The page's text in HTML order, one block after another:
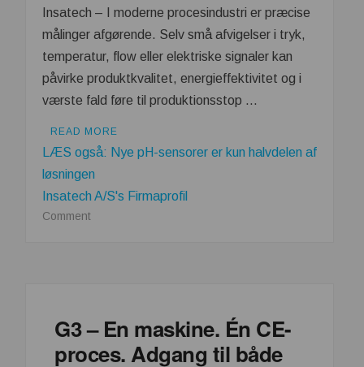
Insatech – I moderne procesindustri er præcise
målinger afgørende. Selv små afvigelser i tryk,
temperatur, flow eller elektriske signaler kan
påvirke produktkvalitet, energieffektivitet og i
værste fald føre til produktionsstop …
READ MORE
LÆS også: Nye pH-sensorer er kun halvdelen af
løsningen
Insatech A/S's Firmaprofil
Commenton
G3 – En maskine. Én CE-
proces. Adgang til både